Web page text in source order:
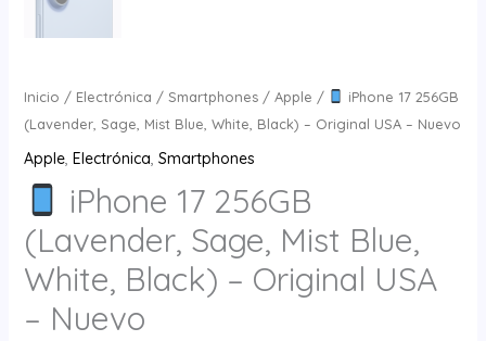
Inicio / Electrónica / Smartphones/ Apple /
iPhone 17 256GB
(Lavender, Sage, Mist Blue, White, Black) – Original USA – Nuevo
Apple, Electrónica, Smartphones
iPhone 17 256GB
(Lavender, Sage, Mist Blue,
White, Black) – Original USA
– Nuevo